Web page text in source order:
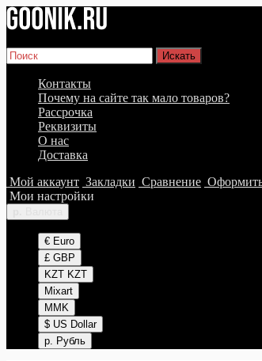
Контакты
Почему на сайте так мало товаров?
Рассрочка
Реквизиты
О нас
Доставка
Мой аккаунт Закладки Сравнение Оформить
Мои настройки
€ Euro
£ GBP
KZT KZT
Mixart
MMK
$ US Dollar
р. Рубль